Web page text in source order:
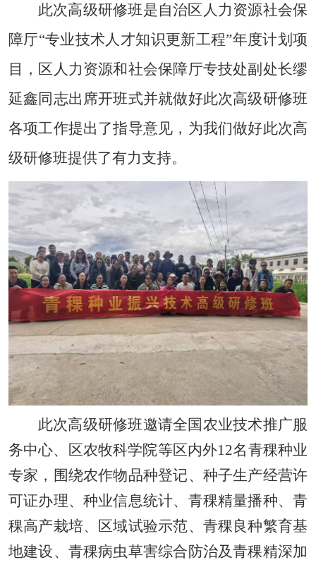
此次高级研修班是自治区人力资源社会保
障厅“专业技术人才知识更新工程”年度计划项
目， 区人力资源和社会保障厅专技处副处长缪
延鑫同志出席开班式并就做好此次高级研修班
各项工作提出了指导意见，为我们做好此次高
级研修班提供了有力支持。
此次高级研修班邀请全国农业技术推广服
务中心、区农牧科学院等区内外12名青稞种业
专家，围绕农作物品种登记、种子生产经营许
可证办理、种业信息统计、青稞精量播种、青
稞高产栽培、区域试验示范、青稞良种繁育基
地建设、青稞病虫草害综合防治及青稞精深加